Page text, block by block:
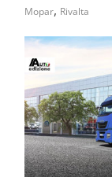
Mopar, Rivalta